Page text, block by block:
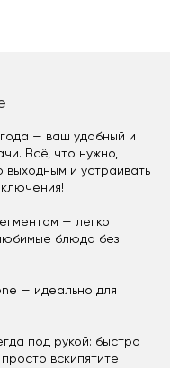
года — ваш удобный и
Всё, что нужно,
выходным и устраивать
— легко
блюда без
— идеально для
под рукой: быстро
вскипятите